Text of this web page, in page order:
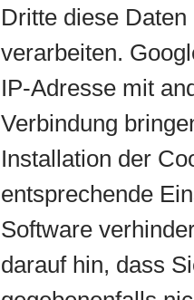
Dritte diese
verarbeiten.
IP-Adresse mit
Verbindung
Installation der
entsprechende
Software
darauf hin, dass